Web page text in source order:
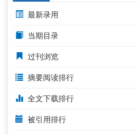
最新录用
当期目录
过刊浏览
摘要阅读排行
全文下载排行
被引用排行